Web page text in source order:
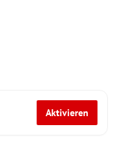
Aktivieren